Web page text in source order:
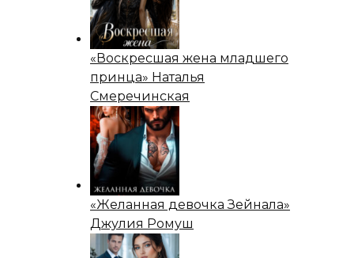
«Воскресшая жена младшего
принца» Наталья
Смеречинская
«Желанная девочка Зейнала»
Джулия Ромуш